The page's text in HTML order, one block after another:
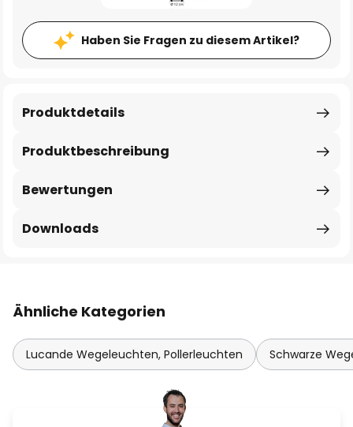
Haben Sie Fragen zu diesem Artikel?
Produktbeschreibung
Produktdetails
Bewertungen
Downloads
Ähnliche Kategorien
Lucande Wegeleuchten, Pollerleuchten Schwarze